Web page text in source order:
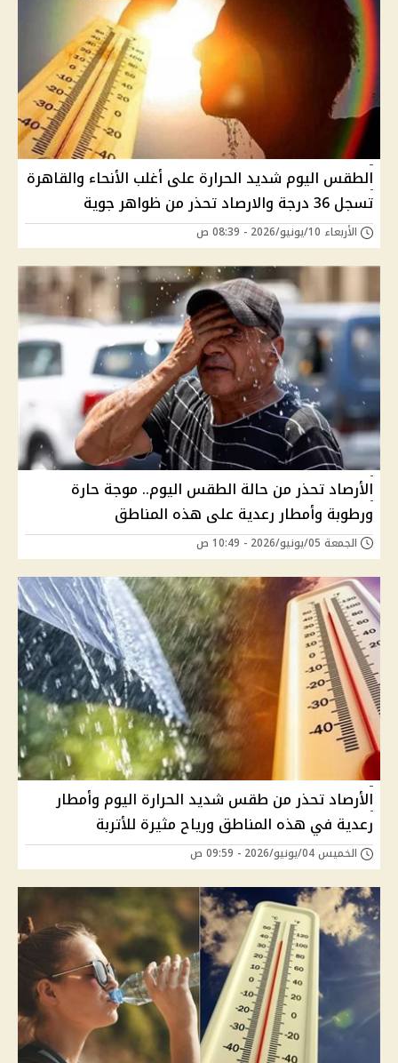
الطقس اليوم شديد الحرارة على أغلب الأنحاء والقاهرة
تسجل 36 درجة والارصاد تحذر من ظواهر جوية
الأربعاء 10/يونيو/2026 - 08:39 ص
الأرصاد تحذر من حالة الطقس اليوم.. موجة حارة
ورطوبة وأمطار رعدية على هذه المناطق
الجمعة 05/يونيو/2026 - 10:49 ص
الأرصاد تحذر من طقس شديد الحرارة اليوم وأمطار
رعدية في هذه المناطق ورياح مثيرة للأتربة
الخميس 04/يونيو/2026 - 09:59 ص